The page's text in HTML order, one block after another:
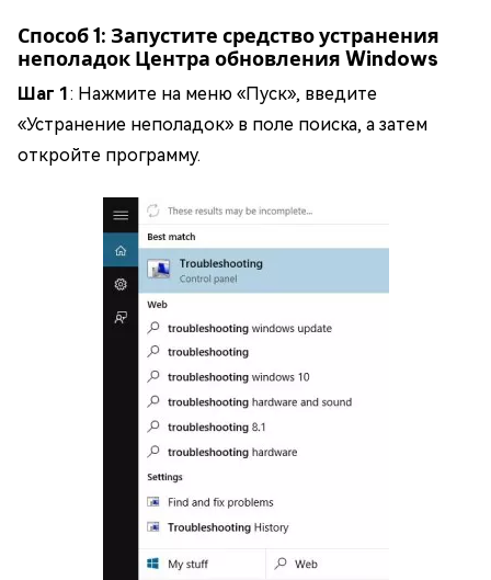
Способ 1: Запустите средство устранения
неполадок Центра обновления Windows
Шаг 1 : Нажмите на меню «Пуск», введите
«Устранение неполадок» в поле поиска, а затем
откройте программу.